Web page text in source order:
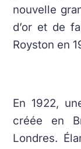
nouvelle
d’or et de
Royston en
En 1922,
créée en
Londres.